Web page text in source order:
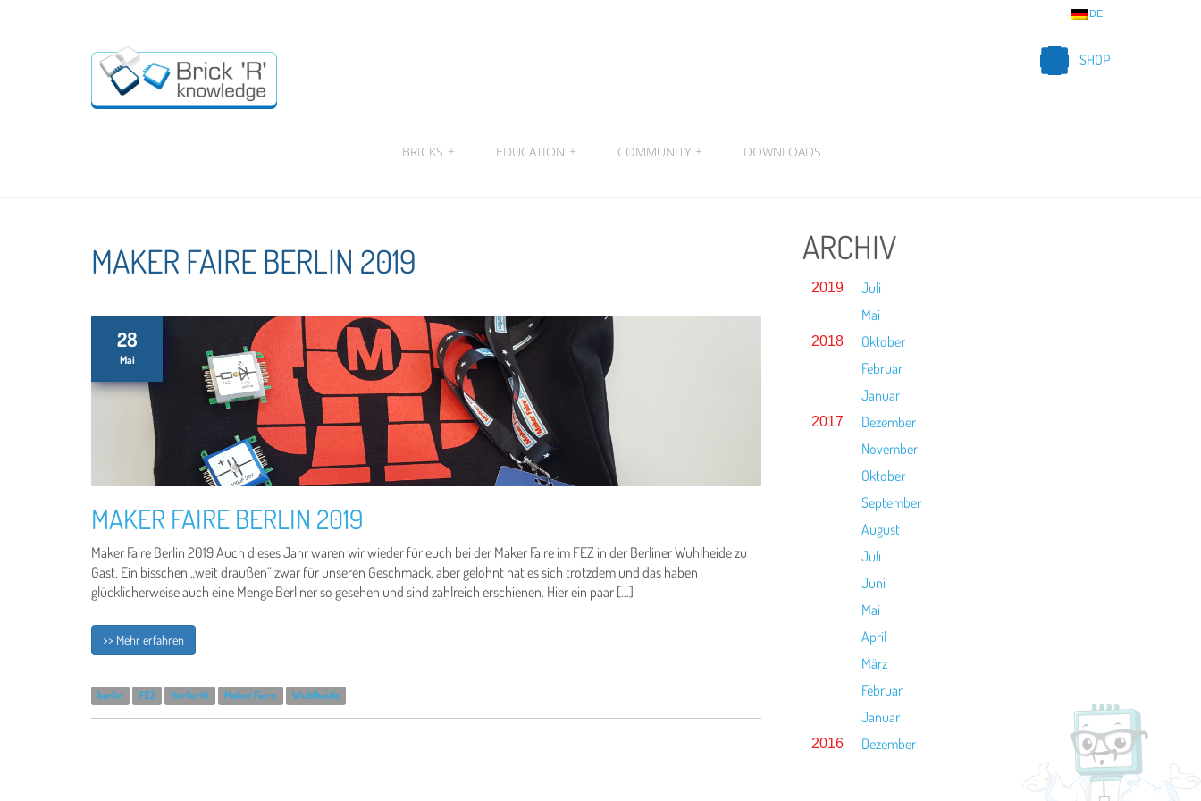
DE
SHOP
BRICKS + EDUCATION + COMMUNITY + DOWNLOADS
MAKER FAIRE BERLIN 2019
28
Mai
MAKER FAIRE BERLIN 2019
Maker Faire Berlin 2019 Auch dieses Jahr waren wir wieder für euch bei der Maker Faire im FEZ in der Berliner Wuhlheide zu
Gast. Ein bisschen „weit draußen“ zwar für unseren Geschmack, aber gelohnt hat es sich trotzdem und das haben
glücklicherweise auch eine Menge Berliner so gesehen und sind zahlreich erschienen. Hier ein paar […]
>> Mehr erfahren
berlin FEZ Herfurth Maker Faire Wuhlheide
ARCHIV
2019
Juli
Mai
2018
Oktober
Februar
Januar
2017
Dezember
November
Oktober
September
August
Juli
Juni
Mai
April
März
Februar
Januar
2016 Dezember